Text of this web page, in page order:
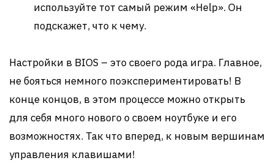
используйте тот самый режим «Help». Он
подскажет, что к чему.
Настройки в BIOS – это своего рода игра. Главное,
не бояться немного поэкспериментировать! В
конце концов, в этом процессе можно открыть
для себя много нового о своем ноутбуке и его
возможностях. Так что вперед, к новым вершинам
управления клавишами!